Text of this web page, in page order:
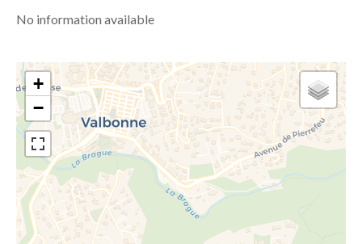
No information available
+
−